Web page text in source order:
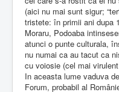
(aici nu mai sunt sigur;
tristete: în primii ani dupa
Moraru, Podoaba
atunci o punte culturala,
nu numai ca au tacut ca
cu voiosie (cel mai
In aceasta lume vaduva
Forum, probabil al